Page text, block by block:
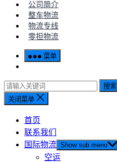
公司简介
整车物流
物流专线
零担物流
菜单
搜索
关闭菜单
首页
联系我们
国际物流 Show sub menu
空运